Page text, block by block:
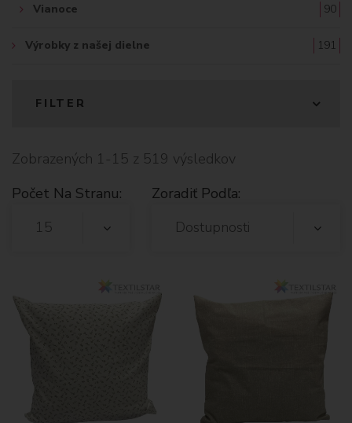
Vianoce 90
Výrobky z našej dielne 191
FILTER
Zobrazených 1-15 z 519 výsledkov
Počet Na Stranu:
15
Zoradiť Podľa:
Dostupnosti